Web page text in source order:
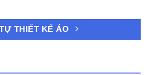
THIẾT KẾ ÁO